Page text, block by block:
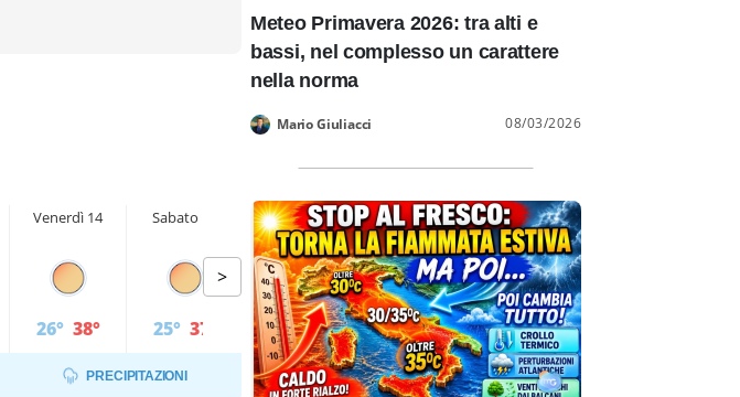
Venerdì 14
26° 38°
Sabato 15
25° 37°
>
PRECIPITAZIONI
Meteo Primavera 2026: tra alti e
bassi, nel complesso un carattere
nella norma
Mario Giuliacci 08/03/2026